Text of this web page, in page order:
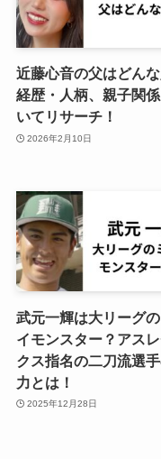
近藤心音の父はどんな
経歴・人柄、親子関
いてリサーチ！
2026年2月10日
武元一輝は大リーグ
イモンスター？アス
クス指名の二刀流選
力とは！
2025年12月28日